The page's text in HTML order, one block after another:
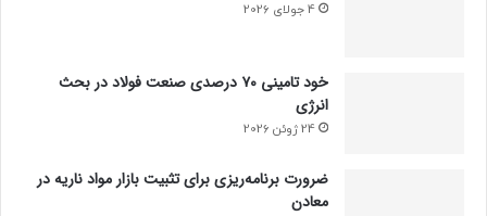
4 جولای 2026
خود تامینی ۷۰ درصدی صنعت فولاد در بحث
انرژی
24 ژوئن 2026
ضرورت برنامه‌ریزی برای تثبیت بازار مواد ناریه در
معادن